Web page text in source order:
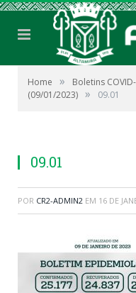
Home » Boletins
(09/01/2023) » 09.01
09.01
POR CR2-ADMIN2 EM 16 DE